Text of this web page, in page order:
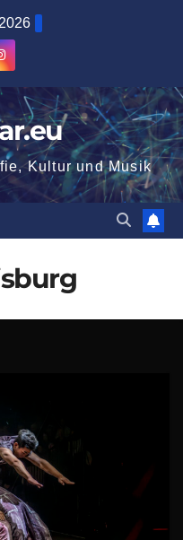
Kultur und Musik